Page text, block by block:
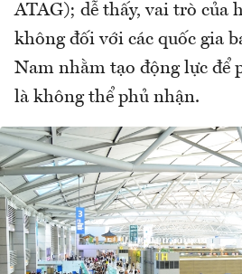
ATAG); dễ thấy, vai trò của
không đối với các quốc gia
Nam nhằm tạo động lực để
là không thể phủ nhận.